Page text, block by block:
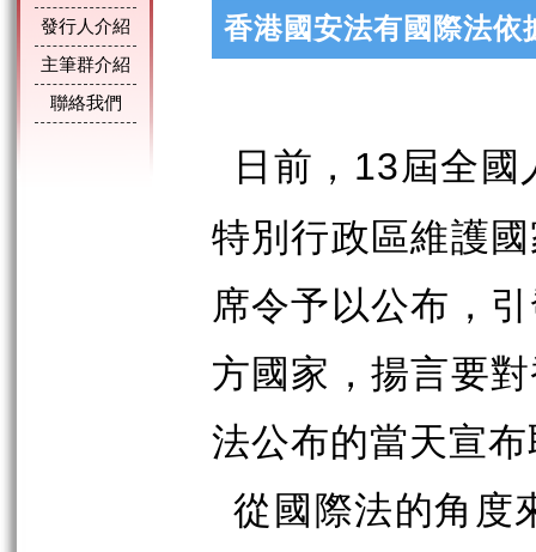
發行人介紹
主筆群介紹
聯絡我們
香港國安法有國際法依
日前， 13屆全國
特別行政區維護
席令予以公布，
方國家，揚言要
法公布的當天宣
從國際法的角度